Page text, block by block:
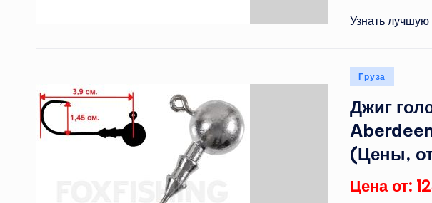
Узнать лучшую
Опубликовано
Груза
Джиг
(Цены,
Цена от: